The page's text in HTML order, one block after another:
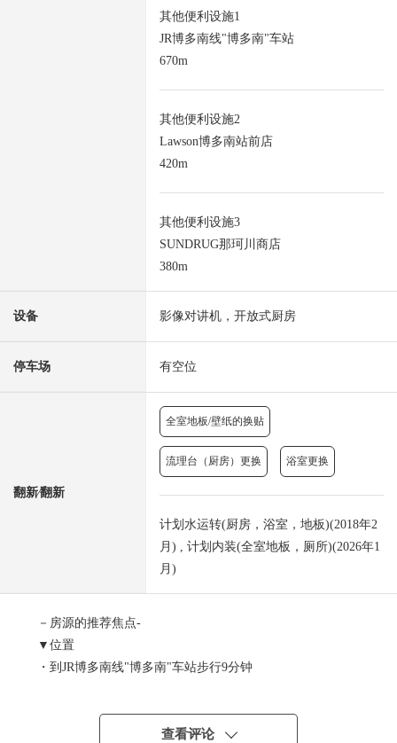
其他便利设施1
JR博多南线"博多南"车站
670m
其他便利设施2
Lawson博多南站前店
420m
其他便利设施3
SUNDRUG那珂川商店
380m
设备 影像对讲机，开放式厨房
停车场 有空位
翻新⁄翻新
全室地板/壁纸的换贴
流理台（厨房）更换 浴室更换
计划水运转(厨房，浴室，地板)(2018年2
月) , 计划内装(全室地板，厕所)(2026年1
月)
－房源的推荐焦点-
▼位置
・到JR博多南线"博多南"车站步行9分钟
桥"车站公共汽车35分
查看评论